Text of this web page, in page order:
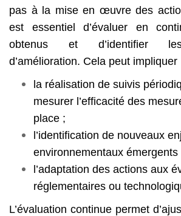
pas à la mise en œuvre des
est essentiel d’évaluer en
obtenus et d’identifier
d’amélioration. Cela peut impliquer
la réalisation de suivis
mesurer l’efficacité des
place ;
l’identification de nouveaux
environnementaux émergents
l’adaptation des actions aux
réglementaires ou
L’évaluation continue permet